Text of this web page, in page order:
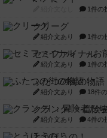
1件の
クリーグ
紹介文あり 1件の
セミファイナル
紹介文あり 1件の
ふたつの街の物語
紹介文あり 18件
クランク! ：冒険
紹介文あり 4件の